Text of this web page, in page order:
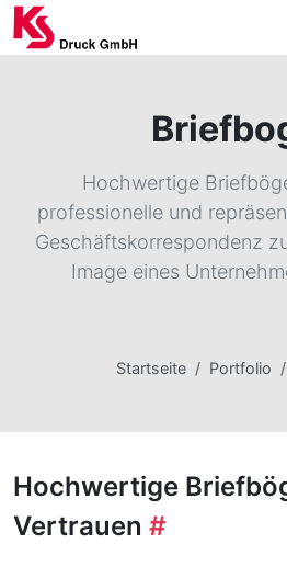
Hochwertige
professionelle und
Geschäftskorrespondenz
Image eines
Startseite Portfolio
Hochwertige
Vertrauen #